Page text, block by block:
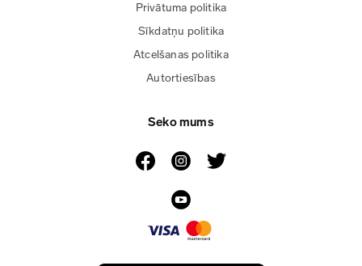
Privātuma politika
Sīkdatņu politika
Atcelšanas politika
Autortiesības
Seko mums